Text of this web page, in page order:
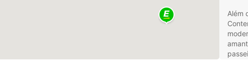
Além